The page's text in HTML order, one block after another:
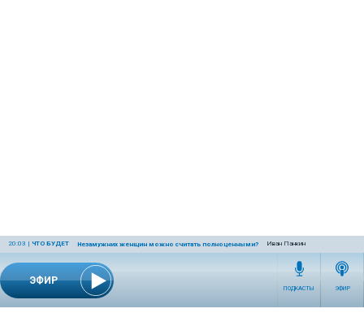
ЭФИР
20:03 | ЧТО БУДЕТ Незамужних женщин можно считать полноценными? Иван Панкин
ПОДКАСТЫ ЭФИР